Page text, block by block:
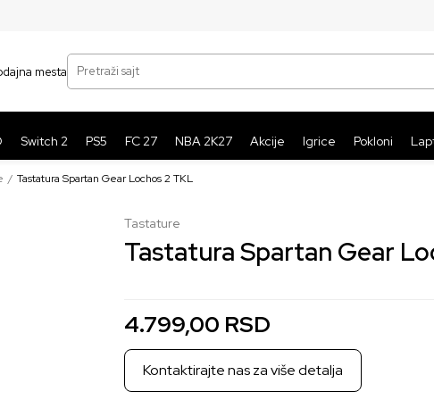
mesta
Pretraži sajt
Switch 2 PS5 FC 27 NBA 2K27 Akcije Igrice Pokloni
Tastatura Spartan Gear Lochos 2 TKL
Tastature
Tastatura Spartan Gear
4.799,00 RSD
Kontaktirajte nas za više detalja